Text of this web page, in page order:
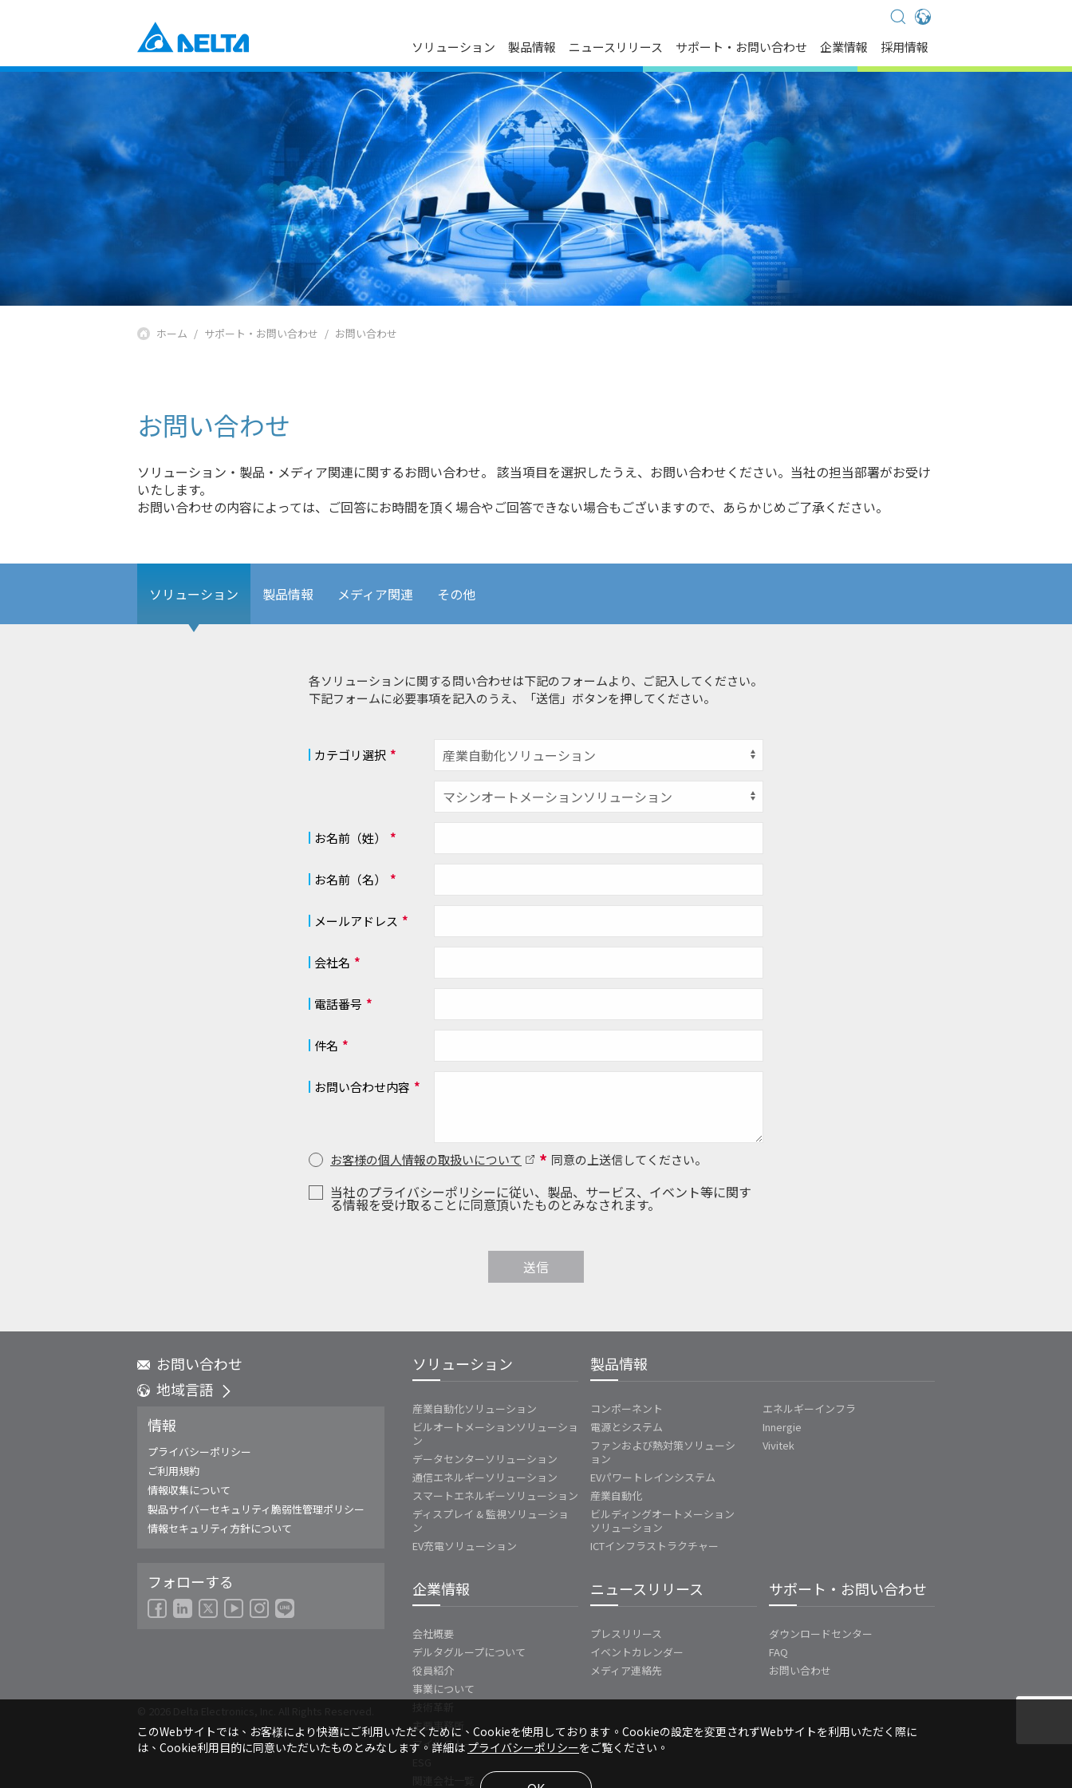
Global - English
Global - 繁體中文
Americas - English
Australia - English
China - 简体中文
EMEA - English
EMEA - Deutsch
EMEA - Français
Japan - 日本語
Korea - 한국어
Singapore - English
Thailand - ไทย
ソリューション
産業自動化ソリューション
ビルオートメーションソリューション
データセンターソリューション
通信エネルギーソリューション
スマートエネルギーソリューション
ディスプレイ・監視ソリューション
EV充電ソリューション
製品情報
Power Electronics
電源とシステム
ファンおよび熱対策ソリューション
DCブラシレスファン＆ブロワー
EVパワートレインシステム
Automation
産業自動化
ビルディングオートメーション
Infrastructure
ICTインフラストラクチャー
ニュースリリース
プレスリリース
イベントカレンダー
メディア連絡先
サポート・お問い合わせ
ダウンロードセンター
FAQ
お問い合わせ
製品のサイバーセキュリティ脆弱
性管理ポリシー
企業情報
会社概要
デルタグループについて
役員紹介
事業について
技術革新
主要事業所
マイルストーン
ESG
関連会社一覧
採用情報
ホーム サポート・お問い合わせ お問い合わせ
お問い合わせ
ソリューション・製品・メディア関連に関するお問い合わせ。 該当項目を選択したうえ、お問い合わせください。当社の担当部署がお受け
いたします。
お問い合わせの内容によっては、ご回答にお時間を頂く場合やご回答できない場合もございますので、あらかじめご了承ください。
ソリューション 製品情報 メディア関連 その他
各ソリューションに関する問い合わせは下記のフォームより、ご記入してください。
下記フォームに必要事項を記入のうえ、「送信」ボタンを押してください。
カテゴリ選択 *
お名前（姓） *
お名前（名） *
メールアドレス *
会社名 *
電話番号 *
件名 *
お問い合わせ内容 *
お客様の個人情報の取扱いについて * 同意の上送信してください。
当社のプライバシーポリシーに従い、製品、サービス、イベント等に関す
る情報を受け取ることに同意頂いたものとみなされます。
送信
お問い合わせ
地域言語
Global - 繁體中文
Americas - English
Australia - English
China - 简体中文
EMEA - English
EMEA - Deutsch
India - English
Japan - 日本語
Korea - 한국어
情報
プライバシーポリシー
ご利用規約
情報収集について
製品サイバーセキュリティ脆弱性管理ポリシー
情報セキュリティ方針について
フォローする
ソリューション
産業自動化ソリューション
ビルオートメーションソリューショ
ン
データセンターソリューション
通信エネルギーソリューション
スマートエネルギーソリューション
ディスプレイ & 監視ソリューショ
ン
EV充電ソリューション
製品情報
コンポーネント
電源とシステム
ファンおよび熱対策ソリューシ
ョン
EVパワートレインシステム
産業自動化
ビルディングオートメーション
ソリューション
ICTインフラストラクチャー
エネルギーインフラ
Innergie
Vivitek
企業情報
会社概要
デルタグループについて
役員紹介
事業について
主要事務所
マイルストーン
ニュースリリース
プレスリリース
イベントカレンダー
メディア連絡先
サポート・お問い合わせ
ダウンロードセンター
FAQ
お問い合わせ
このWebサイトでは、お客様により快適にご利用いただくために、Cookieを使用しております。Cookieの設定を変更されずWebサイトを利用いただく際に
は、Cookie利用目的に同意いただいたものとみなします。詳細は プライバシーポリシーをご覧ください。